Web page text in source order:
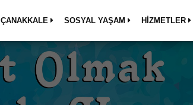
ÇANAKKALE SOSYAL YAŞAM HİZMETLER